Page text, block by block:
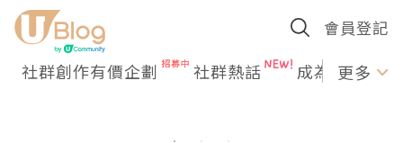
會員登記
社群創作有價企劃 社群熱話 成為U更多